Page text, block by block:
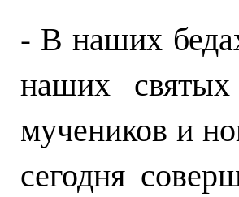
- В наших
наших
мучеников и
сегодня